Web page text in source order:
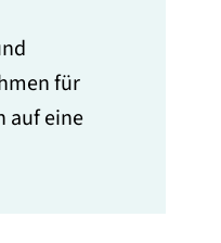
für
auf eine